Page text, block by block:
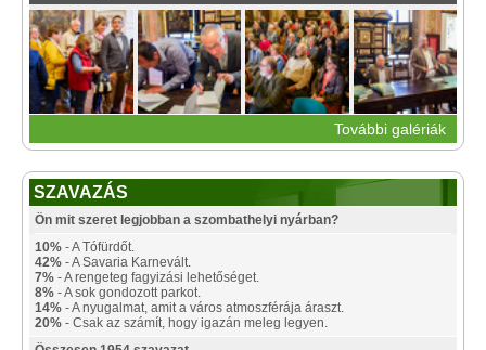
További galériák
SZAVAZÁS
Ön mit szeret legjobban a szombathelyi nyárban?
10% - A Tófürdőt.
42% - A Savaria Karnevált.
7% - A rengeteg fagyizási lehetőséget.
8% - A sok gondozott parkot.
14% - A nyugalmat, amit a város atmoszférája áraszt.
20% - Csak az számít, hogy igazán meleg legyen.